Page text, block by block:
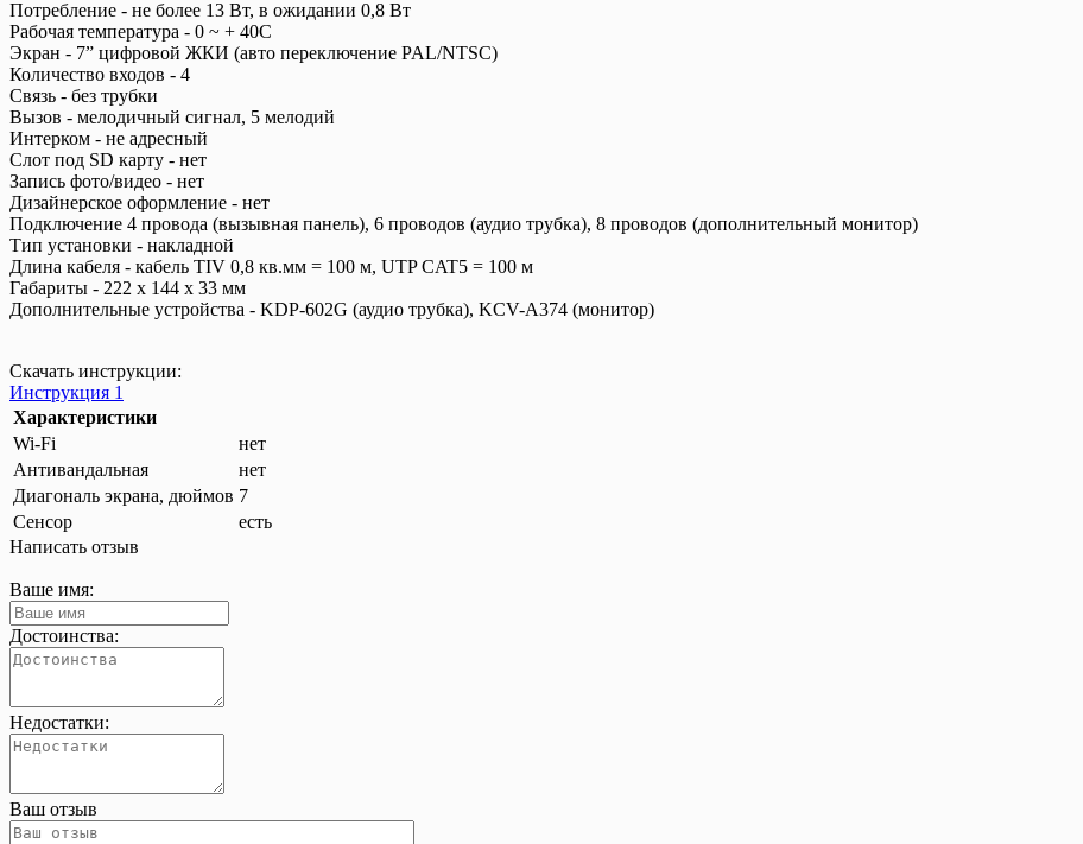
Потребление - не более 13 Вт, в ожидании 0,8 Вт
Рабочая температура - 0 ~ + 40C
Экран - 7” цифровой ЖКИ (авто переключение PAL/NTSC)
Количество входов - 4
Связь - без трубки
Вызов - мелодичный сигнал, 5 мелодий
Интерком - не адресный
Слот под SD карту - нет
Запись фото/видео - нет
Дизайнерское оформление - нет
Подключение 4 провода (вызывная панель), 6 проводов (аудио трубка), 8 проводов (дополнительный монитор)
Тип установки - накладной
Длина кабеля - кабель TIV 0,8 кв.мм = 100 м, UTP CAT5 = 100 м
Габариты - 222 х 144 х 33 мм
Дополнительные устройства - KDP-602G (аудио трубка), KCV-A374 (монитор)
Скачать инструкции:
Инструкция 1
Характеристики
Wi-Fi
нет
Антивандальная
нет
Диагональ экрана, дюймов 7
Сенсор
есть
Написать отзыв
Ваше имя:
Достоинства:
Недостатки:
Ваш отзыв